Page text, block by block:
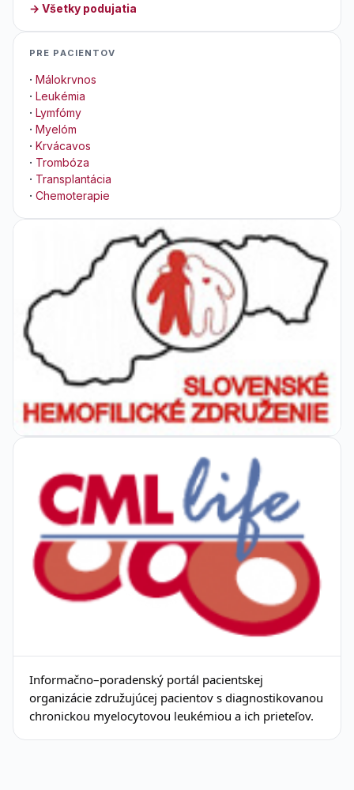
→ Všetky podujatia
PRE PACIENTOV
· Málokrvnos
· Leukémia
· Lymfómy
· Myelóm
· Krvácavos
· Trombóza
· Transplantácia
· Chemoterapie
Informačno–poradenský portál pacientskej
organizácie združujúcej pacientov s diagnostikovanou
chronickou myelocytovou leukémiou a ich prieteľov.